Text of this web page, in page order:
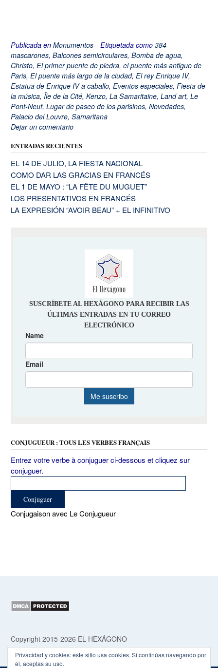
Publicada en Monumentos Etiquetada como 384
mascarones, Balcones semicirculares, Bomba de agua,
Christo, El primer puente de piedra, el puente más antiguo de
Paris, El puente más largo de la ciudad, El rey Enrique IV,
Estatua de Enrique IV a caballo, Eventos especiales, Fiesta de
la música, Île de la Cité, Kenzo, La Samaritaine, Land art, Le
Pont-Neuf, Lugar de paseo de los parisinos, Novedades,
Palacio del Louvre, Samaritana
Dejar un comentario
ENTRADAS RECIENTES
EL 14 DE JULIO, LA FIESTA NACIONAL
COMO DAR LAS GRACIAS EN FRANCÉS
EL 1 DE MAYO : “LA FÊTE DU MUGUET”
LOS PRESENTATIVOS EN FRANCÉS
LA EXPRESIÓN “AVOIR BEAU” + EL INFINITIVO
CONJUGUEUR : TOUS LES VERBES FRANÇAIS
Entrez votre verbe à conjuguer ci-dessous et cliquez sur
conjuguer.
Conjugaison avec Le Conjugueur
Copyright 2015-2026 EL HEXÁGONO
Privacidad y cookies: este sitio usa cookies. Si continúas navegando por
él, aceptas su uso.